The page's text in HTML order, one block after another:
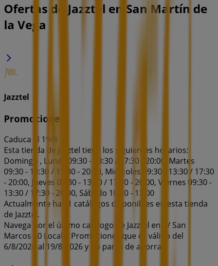
Ofertas de Jazztel en San Martín de
la Vega
Jazztel
Promociones
Caduca el 19/8
Esta tienda de Jazztel tiene los siguientes horarios:
Domingo , Lunes 09:30 - 13:30 / 17:30 - 20:00, Martes
09:30 - 13:30 / 17:30 - 20:00, Miércoles 09:30 - 13:30 / 17:30
- 20:00, Jueves 09:30 - 13:30 / 17:30 - 20:00, Viernes 09:30 -
13:30 / 17:30 - 20:00, Sábado 10:30 - 13:00
Actualmente hay 1 catálogos disponibles en esta tienda
de Jazztel.
Navega por el último catálogo de Jazztel en C/ San
Marcos 60 Local 2 Promociones que es válido del
6/8/2026 al 19/8/2026 y no pares de ahorrar.